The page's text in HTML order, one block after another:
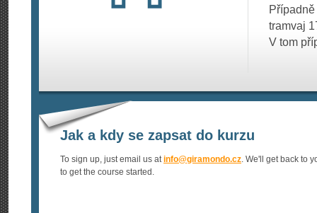
tramvaj
V tom
Jak a kdy se zapsat do kurzu
To sign up, just email us atinfo@giramondo.cz. We'll get back to
to get the course started.